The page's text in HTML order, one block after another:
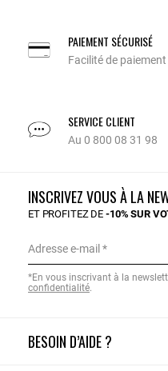
PAIEMENT SÉCURISÉ
Facilité de
SERVICE CLIENT
Au 0 800 08 31 98
BESOIN D’AIDE ?
INSCRIVEZ VOUS À LA
ET PROFITEZ DE-10% SUR
Adresse e-mail
*En vous inscrivant à la
confidentialité.